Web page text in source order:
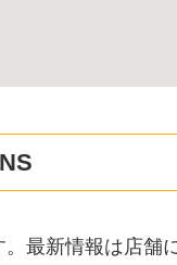
最新情報は店舗